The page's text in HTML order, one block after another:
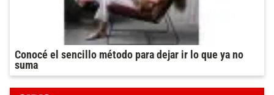
Conocé el sencillo método para dejar ir lo que ya no
suma